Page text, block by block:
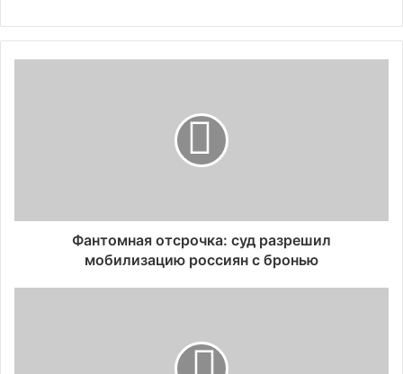
Фантомная отсрочка: суд разрешил
мобилизацию россиян с бронью